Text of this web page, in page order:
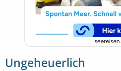
Ungeheuerlich